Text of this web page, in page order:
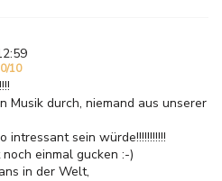
10
Musik durch, niemand aus unserer
sein würde!!!!!!!!!!!
einmal gucken :-)
in der Welt,